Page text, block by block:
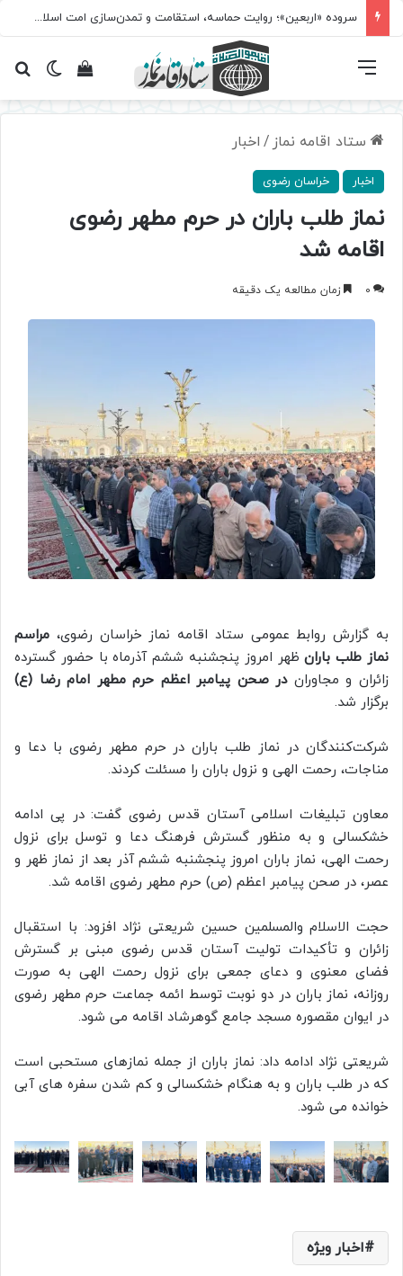
سروده‌ «اربعین»؛ روایت حماسه، استقامت و تمدن‌سازی امت اسلامی
تغییرمشاهده فهرست
ستاد اقامه نماز / اخبار
اخبار خراسان رضوی
نماز طلب باران در حرم مطهر رضوی
اقامه شد
0 زمان مطالعه یک دقیقه
به گزارش روابط عمومی ستاد اقامه نماز خراسان رضوی، مراسم
نماز طلب بارانظهر امروز پنجشنبه ششم آذرماه با حضور گسترده
زائران و مجاوراندر صحن‌ پیامبر اعظم حرم مطهر امام رضا (ع)
برگزار شد.
شرکت‌کنندگان در نماز طلب باران در حرم مطهر رضوی با دعا و
مناجات، رحمت الهی و نزول باران را مسئلت کردند.
معاون تبلیغات اسلامی آستان قدس رضوی گفت: در پی ادامه
خشکسالی و به‌ منظور گسترش فرهنگ دعا و توسل برای نزول
رحمت الهی، نماز باران امروز پنجشنبه ششم آذر بعد از نماز ظهر و
عصر، در صحن پیامبر اعظم (ص) حرم مطهر رضوی اقامه شد.
حجت‌ الاسلام‌ والمسلمین حسین شریعتی نژاد افزود: با استقبال
زائران و تأکیدات تولیت آستان قدس رضوی مبنی بر گسترش
فضای معنوی و دعای جمعی برای نزول رحمت الهی به‌ صورت
روزانه، نماز باران در دو نوبت توسط ائمه جماعت حرم مطهر رضوی
در ایوان مقصوره مسجد جامع گوهرشاد اقامه می شود.
شریعتی نژاد ادامه داد: نماز باران از جمله نماز‌های مستحبی است
که در طلب باران و به هنگام خشکسالی و کم‌ شدن سفره‌ های آبی
خوانده می‌ شود.
اخبار ویژه